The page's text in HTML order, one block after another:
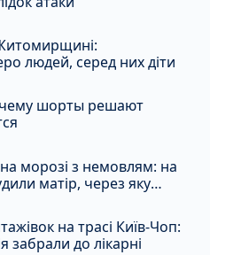
людей, серед них діти
шорты решают
морозі з немовлям: на
матір, через яку
на трасі Київ-Чоп:
забрали до лікарні